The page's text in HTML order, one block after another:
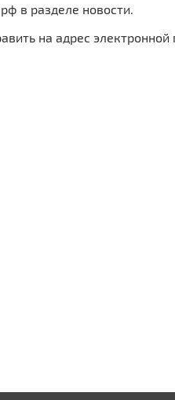
в разделе новости.
на адрес электронной